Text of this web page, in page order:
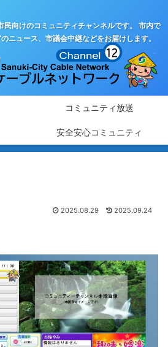
民向けのコミュニティチャンネルです。 市内で
ニュース、市議会中継などをお届けします。
コミュニティ放送
安全安心コミュニティ
2025.08.29 2025.09.24